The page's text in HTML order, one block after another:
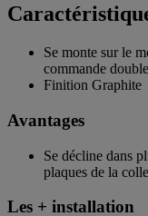
Se monte sur le
commande
Finition Graphite
Avantages
Se décline dans
plaques de la
Les + installation